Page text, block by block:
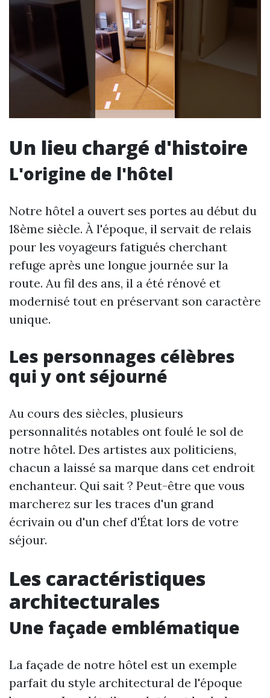
Un lieu chargé d'histoire
L'origine de l'hôtel
Notre hôtel a ouvert ses portes au début du
18ème siècle. À l'époque, il servait de relais
pour les voyageurs fatigués cherchant
refuge après une longue journée sur la
route. Au fil des ans, il a été rénové et
modernisé tout en préservant son caractère
unique.
Les personnages célèbres
qui y ont séjourné
Au cours des siècles, plusieurs
personnalités notables ont foulé le sol de
notre hôtel. Des artistes aux politiciens,
chacun a laissé sa marque dans cet endroit
enchanteur. Qui sait ? Peut-être que vous
marcherez sur les traces d'un grand
écrivain ou d'un chef d'État lors de votre
séjour.
Les caractéristiques
architecturales
Une façade emblématique
La façade de notre hôtel est un exemple
parfait du style architectural de l'époque